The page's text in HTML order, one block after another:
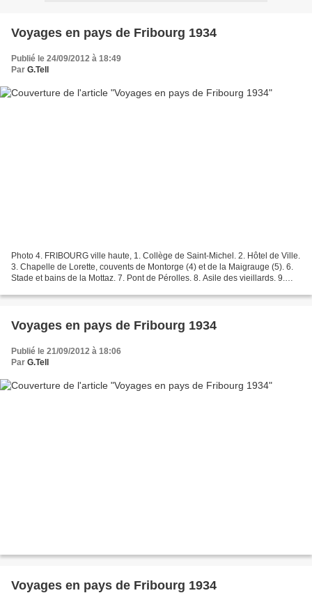
Voyages en pays de Fribourg 1934
Publié le 24/09/2012 à 18:49
Par G.Tell
Photo 4. FRIBOURG ville haute, 1. Collège de Saint-Michel. 2. Hôtel de Ville.
3. Chapelle de Lorette, couvents de Montorge (4) et de la Maigrauge (5). 6.
Stade et bains de la Mottaz. 7. Pont de Pérolles. 8. Asile des vieillards. 9.
Voyages en pays de Fribourg 1934
Publié le 21/09/2012 à 18:06
Par G.Tell
Voyages en pays de Fribourg 1934